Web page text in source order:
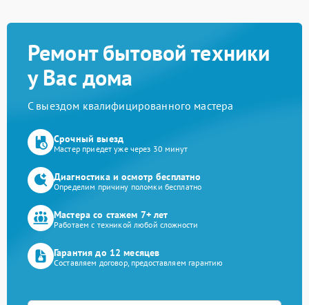
Ремонт бытовой техники
у Вас дома
С выездом квалифицированного мастера
Срочный выезд
Мастер приедет уже через 30 минут
Диагностика и осмотр бесплатно
Определим причину поломки бесплатно
Мастера со стажем 7+ лет
Работаем с техникой любой сложности
Гарантия до 12 месяцев
Составляем договор, предоставляем гарантию